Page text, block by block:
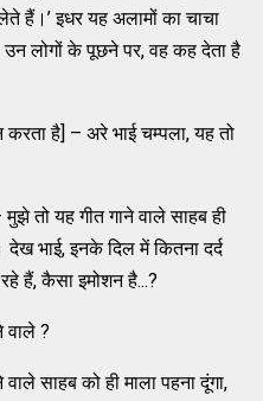
हैं।’ इधर यह अलामों का चाचा
लोगों के पूछने पर, वह कह देता है
है] – अरे भाई चम्पला, यह तो
तो यह गीत गाने वाले साहब ही
भाई, इनके दिल में कितना दर्द
हैं, कैसा इमोशन है...?
वाले ?
साहब को ही माला पहना दूंगा,